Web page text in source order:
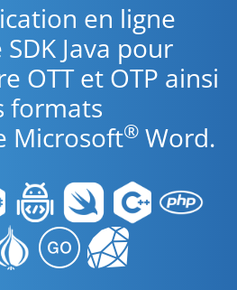
en ligne
Java pour
OTT et OTP ainsi
formats
Microsoft® Word.